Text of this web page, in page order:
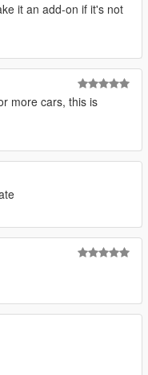
it an add-on if it's not
more cars, this is